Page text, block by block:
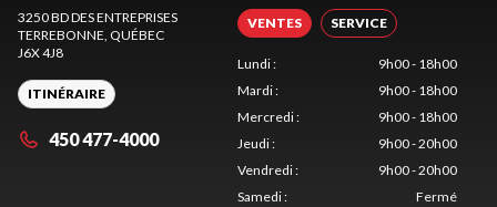
3250 BD DES ENTREPRISES
TERREBONNE , QUÉBEC
J6X 4J8
ITINÉRAIRE
450 477-4000
VENTES SERVICE
Lundi:
9h00 - 18h00
Mardi:
9h00 - 18h00
Mercredi:
9h00 - 18h00
Jeudi:
9h00 - 20h00
Vendredi:
9h00 - 20h00
Samedi:
Fermé